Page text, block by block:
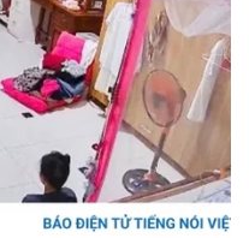
Quân sự - Quốc phòng
Vũ khí
Việt Nam
Phân tích